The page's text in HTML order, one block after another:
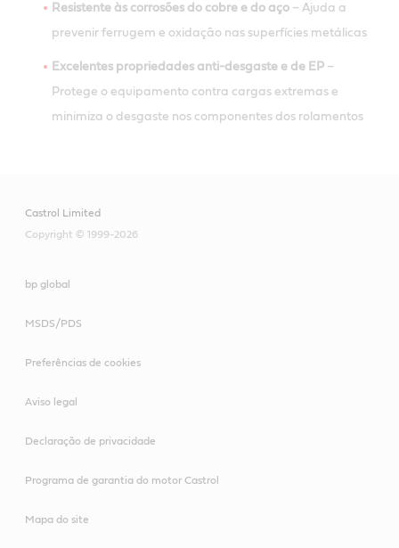
Resistente às corrosões do cobre e do aço – Ajuda a
prevenir ferrugem e oxidação nas superfícies metálicas
Excelentes propriedades anti-desgaste e de EP –
Protege o equipamento contra cargas extremas e
minimiza o desgaste nos componentes dos rolamentos
Castrol Limited
Copyright © 1999-2026
bp global
MSDS/PDS
Preferências de cookies
Aviso legal
Declaração de privacidade
Programa de garantia do motor Castrol
Mapa do site